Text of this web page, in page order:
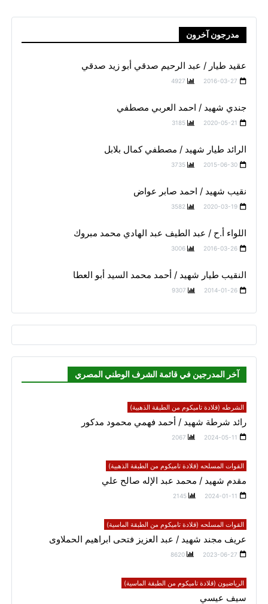
مدرجون آخرون
عقيد طيار / عبد الرحيم صدقي أبو زيد صدقي
2016-03-27
4927
جندي شهيد / احمد العربي مصطفي
2020-05-21
3185
الرائد طيار شهيد / مصطفي كمال بلابل
2015-06-30
3735
نقيب شهيد / احمد صابر عواض
2020-03-19
3582
اللواء أ.ح / عبد الطيف عبد الهادي محمد مبروك
2016-03-26
3006
النقيب طيار شهيد / أحمد محمد السيد أبو العطا
2014-01-26
9307
آخر المدرجين في قائمة الشرف الوطني المصري
الشرطه (قلادة تاميكوم من الطبقة الذهبية)
رائد شرطة شهيد / أحمد فهمي محمود مدكور
2024-05-11
2067
القوات المسلحه (قلادة تاميكوم من الطبقة الذهبية)
مقدم شهيد / محمد عبد الإله صالح علي
2024-01-11
2145
القوات المسلحه (قلادة تاميكوم من الطبقة الماسية)
عريف مجند شهيد / عبد العزيز فتحى ابراهيم الحملاوى
2023-06-27
8620
الرياضيون (قلادة تاميكوم من الطبقة الماسية)
سيف عيسي